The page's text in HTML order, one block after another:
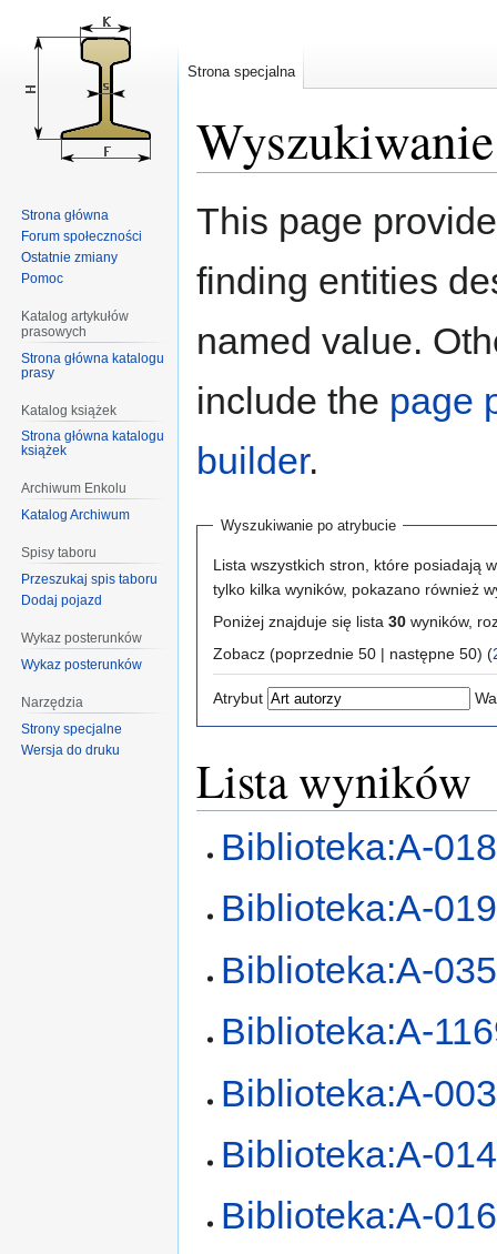
Przejdź
Przejdź
This page
finding entities
named value.
include the page
builder.
Wyszukiwanie po atrybucie
Lista wszystkich stron, które posiadają
tylko kilka wyników, pokazano również
Poniżej znajduje się lista 30 wyników,
Zobacz (poprzednie 50 | następne 50) (
Atrybut
Lista wyników
Biblioteka:A-
Biblioteka:A-
Biblioteka:A-
Biblioteka:A-
Biblioteka:A-
Biblioteka:A-
Biblioteka:A-
Strona specjalna
Strona główna
Forum społeczności
Ostatnie zmiany
Pomoc
Katalog artykułów
prasowych
Strona główna katalogu
prasy
Katalog książek
Strona główna katalogu
książek
Archiwum Enkolu
Katalog Archiwum
Spisy taboru
Przeszukaj spis taboru
Dodaj pojazd
Wykaz posterunków
Wykaz posterunków
Narzędzia
Strony specjalne
Wersja do druku